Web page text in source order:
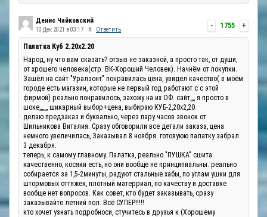
- 1755 +
Денис Чайковский
10 Дек 2021 в 03:17 # Ответить
Палатка Куб 2.20x2.20
Народ, ну что вам сказать? отзыв не заказной, а просто так, от души,
от хрошего человека(стр. ВК-Хороший Человек). Начнём от покупки.
Зашёл на сайт "Уралзонт" понравилась цена, увидел качество( в моём
городе есть магазин, которые не первый год работают с с этой
фирмой) реально понравилось, захожу на их ОФ. сайт,,,, я просто в
шоке,,,,,,, шикарный выбор+цена, выбираю КУБ-2,20х2,20
делаю предзаказ и буквально, через пару часов звонок от
Шильникова Виталия. Сразу обговорили все детали заказа, цена
немного увеличилась, Заказывал 8 ноября. готовуюю палатку забрал
3 декабря.
теперь, к самому главному. Палатка, реально "ПУШКА" сшита
качественно, косяки есть, но они вообще не принципиальны. реально
собирается за 1,5-2минуты, радуют стальные хабы, по углам ушки для
штормовых оттяжек, плотный матерриал, по качеству и доставке
вообще нет вопросов. Как совет, кто будет заказывать, сразу
заказывайте летний пол. Всё СУПЕР!!!!!
кто хочет узнать подробноси, стучитесь в друзья к (Хорошему